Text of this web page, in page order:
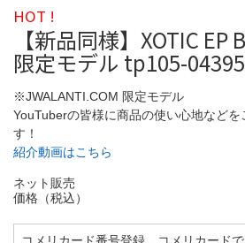
HOT !
【新品同様】XOTIC
限定モデル tp105-
※JWALANTI.COM 限定モデル
YouTuberの皆様に商品の使い心地などを
す！
紹介動画はこちら
ネット販売
価格（税込）